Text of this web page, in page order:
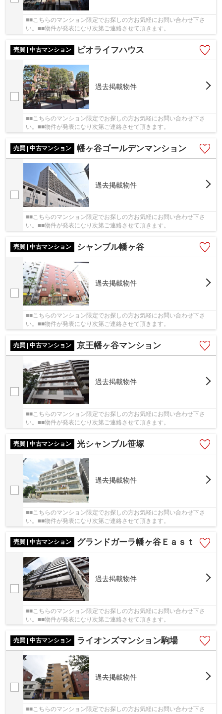
■■こちらのマンション限定でお探しの方お気軽にお問い合わせ下さ
い。■■物件が発表になり次第ご連絡させて頂きます。
売買 | 中古マンション ビオライフハウス
過去掲載物件
■■こちらのマンション限定でお探しの方お気軽にお問い合わせ下さ
い。■■物件が発表になり次第ご連絡させて頂きます。
売買 | 中古マンション 幡ヶ谷ゴールデンマンション
過去掲載物件
■■こちらのマンション限定でお探しの方お気軽にお問い合わせ下さ
い。■■物件が発表になり次第ご連絡させて頂きます。
売買 | 中古マンション シャンブル幡ヶ谷
過去掲載物件
■■こちらのマンション限定でお探しの方お気軽にお問い合わせ下さ
い。■■物件が発表になり次第ご連絡させて頂きます。
売買 | 中古マンション 京王幡ヶ谷マンション
過去掲載物件
■■こちらのマンション限定でお探しの方お気軽にお問い合わせ下さ
い。■■物件が発表になり次第ご連絡させて頂きます。
売買 | 中古マンション 光シャンブル笹塚
過去掲載物件
■■こちらのマンション限定でお探しの方お気軽にお問い合わせ下さ
い。■■物件が発表になり次第ご連絡させて頂きます。
売買 | 中古マンション グランドガーラ幡ヶ谷Ｅａｓｔ
過去掲載物件
■■こちらのマンション限定でお探しの方お気軽にお問い合わせ下さ
い。■■物件が発表になり次第ご連絡させて頂きます。
売買 | 中古マンション ライオンズマンション駒場
過去掲載物件
■■こちらのマンション限定でお探しの方お気軽にお問い合わせ下さ